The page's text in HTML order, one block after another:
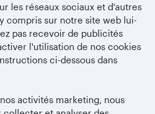
les réseaux sociaux et d'autres
compris sur notre site web lui-
pas recevoir de publicités
l'utilisation de nos cookies
ci-dessous dans
activités marketing, nous